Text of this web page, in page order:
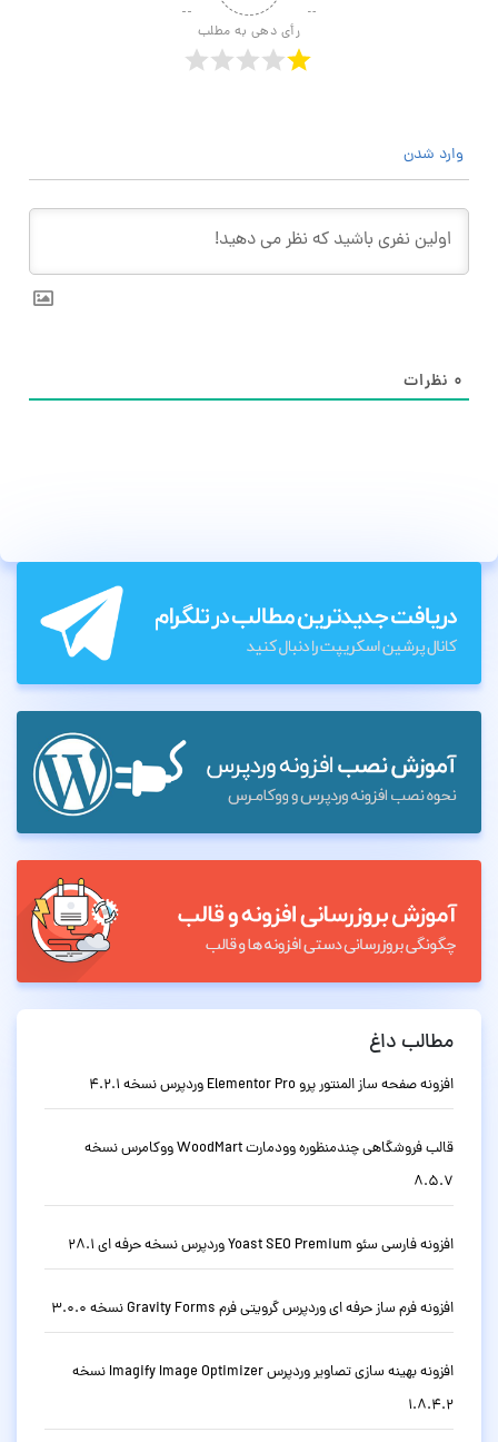
رأی دهی به مطلب
وارد شدن
۰ نظرات
مطالب داغ
افزونه صفحه ساز المنتور پرو Elementor Pro وردپرس نسخه 4.2.1
قالب فروشگاهی چندمنظوره وودمارت WoodMart ووکامرس نسخه
8.5.7
افزونه فارسی سئو Yoast SEO Premium وردپرس نسخه حرفه ای 28.1
افزونه فرم ساز حرفه ای وردپرس گرویتی فرم Gravity Forms نسخه 3.0.0
افزونه بهینه سازی تصاویر وردپرس Imagify Image Optimizer نسخه
1.8.4.2